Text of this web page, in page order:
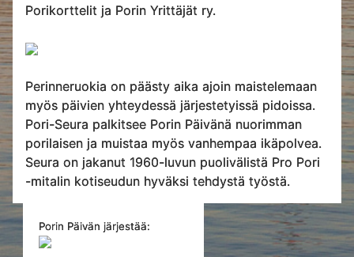
Porikorttelit ja Porin Yrittäjät ry.
Perinneruokia on päästy aika ajoin maistelemaan
myös päivien yhteydessä järjestetyissä pidoissa.
Pori-Seura palkitsee Porin Päivänä nuorimman
porilaisen ja muistaa myös vanhempaa ikäpolvea.
Seura on jakanut 1960-luvun puolivälistä Pro Pori
-mitalin kotiseudun hyväksi tehdystä työstä.
Porin Päivän järjestää: